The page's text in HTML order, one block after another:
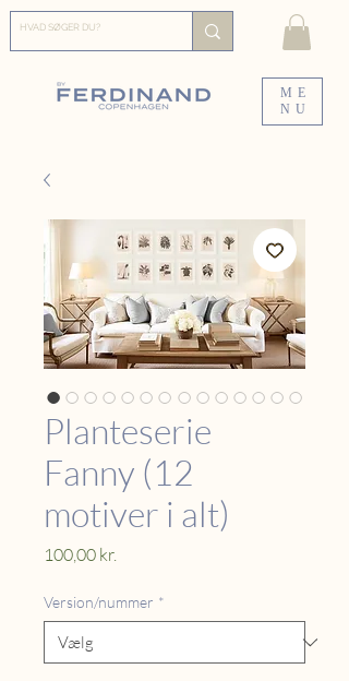
ME
NU
Planteserie
Fanny (12
motiver i alt)
100,00 kr.
Version/nummer *